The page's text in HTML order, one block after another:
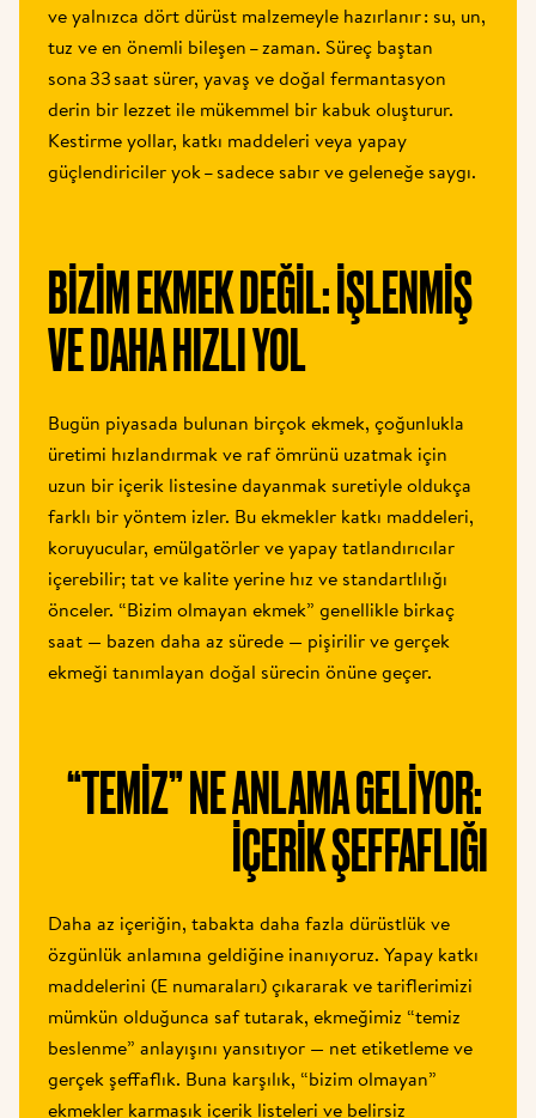
ve yalnızca dört dürüst malzemeyle hazırlanır : su, un,
tuz ve en önemli bileşen – zaman. Süreç baştan
sona 33 saat sürer, yavaş ve doğal fermantasyon
derin bir lezzet ile mükemmel bir kabuk oluşturur.
Kestirme yollar, katkı maddeleri veya yapay
güçlendiriciler yok – sadece sabır ve geleneğe saygı.
BIZIM EKMEK DEĞIL: IŞLENMIŞ
VE DAHA HIZLI YOL
Bugün piyasada bulunan birçok ekmek, çoğunlukla
üretimi hızlandırmak ve raf ömrünü uzatmak için
uzun bir içerik listesine dayanmak suretiyle oldukça
farklı bir yöntem izler. Bu ekmekler katkı maddeleri,
koruyucular, emülgatörler ve yapay tatlandırıcılar
içerebilir; tat ve kalite yerine hız ve standartlılığı
önceler. “Bizim olmayan ekmek” genellikle birkaç
saat — bazen daha az sürede — pişirilir ve gerçek
ekmeği tanımlayan doğal sürecin önüne geçer.
Daha az içeriğin, tabakta daha fazla dürüstlük ve
özgünlük anlamına geldiğine inanıyoruz. Yapay katkı
maddelerini (E numaraları) çıkararak ve tariflerimizi
mümkün olduğunca saf tutarak, ekmeğimiz “temiz
beslenme” anlayışını yansıtıyor — net etiketleme ve
gerçek şeffaflık. Buna karşılık, “bizim olmayan”
ekmekler karmaşık içerik listeleri ve belirsiz
“TEMIZ” NE ANLAMA GELIYOR:
IÇERIK ŞEFFAFLIĞI